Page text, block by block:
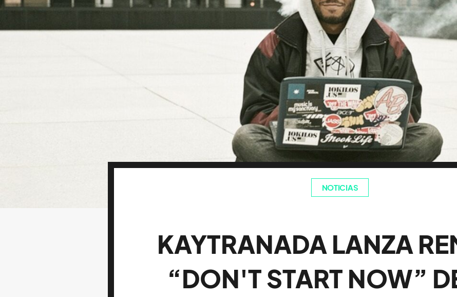
NOTICIAS
KAYTRANADA LANZA
“DON'T START NOW”